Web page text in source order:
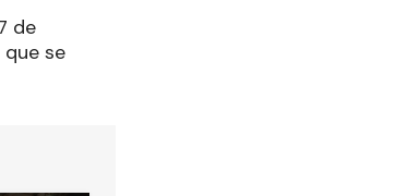
de
se